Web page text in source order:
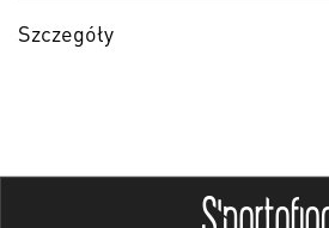
Szczegóły